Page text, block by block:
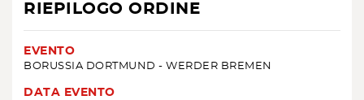
RIEPILOGO ORDINE
EVENTO
BORUSSIA DORTMUND - WERDER BREMEN
DATA EVENTO